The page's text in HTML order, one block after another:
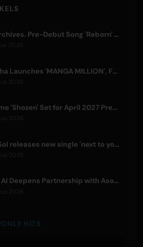
Girls Archives. Pre-Debut Song 'Reborn' is Theme for Netflix Film
Shueisha Launches 'MANGA MILLION', Free Global Library of 400 Manga Titles
TV Anime 'Shozen' Set for April 2027 Premiere on Fuji TV
Sagiri Sol releases new single 'next to your love' after hiatus
Kizuna AI Deepens Partnership with Asobisystem Ahead of 10th Anniversary World Tour
ONLY HITS